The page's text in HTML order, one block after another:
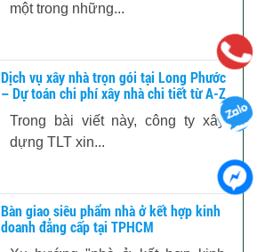
một trong những...
Dịch vụ xây nhà trọn gói tại Long Phước
– Dự toán chi phí xây nhà chi tiết từ A-Z
Trong bài viết này, công ty xây
dựng TLT xin...
Bàn giao siêu phẩm nhà ở kết hợp kinh
doanh đẳng cấp tại TPHCM